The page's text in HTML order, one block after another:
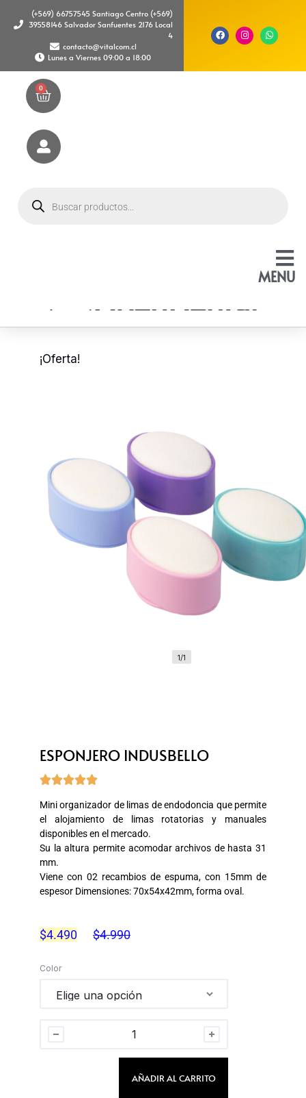
(+569) 66757545 Santiago Centro (+569)
39558146 Salvador Sanfuentes 2176 Local
4
contacto@vitalcom.cl
Lunes a Viernes 09:00 a 18:00
MENU
0
¡Oferta!
1/1
ESPONJERO INDUSBELLO

Mini organizador de limas de endodoncia que permite
el alojamiento de limas rotatorias y manuales
disponibles en el mercado.
Su la altura permite acomodar archivos de hasta 31
mm.
Viene con 02 recambios de espuma, con 15mm de
espesor Dimensiones: 70x54x42mm, forma oval.
$4.490 $4.990
Color
AÑADIR AL CARRITO